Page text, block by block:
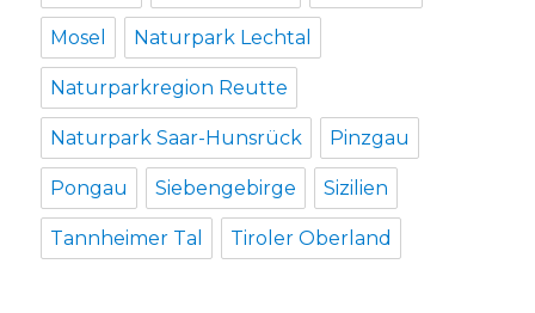
Mosel Naturpark Lechtal
Naturparkregion Reutte
Naturpark Saar-Hunsrück Pinzgau
Pongau Siebengebirge Sizilien
Tannheimer Tal Tiroler Oberland